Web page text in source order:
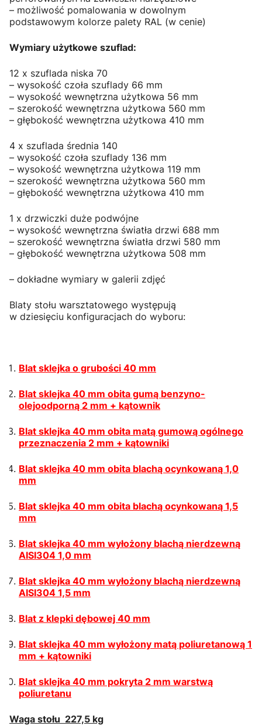
– możliwość pomalowania w dowolnym
podstawowym kolorze palety RAL (w cenie)
Wymiary użytkowe szuflad:
12 x szuflada niska 70
– wysokość czoła szuflady 66 mm
– wysokość wewnętrzna użytkowa 56 mm
– szerokość wewnętrzna użytkowa 560 mm
– głębokość wewnętrzna użytkowa 410 mm
4 x szuflada średnia 140
– wysokość czoła szuflady 136 mm
– wysokość wewnętrzna użytkowa 119 mm
– szerokość wewnętrzna użytkowa 560 mm
– głębokość wewnętrzna użytkowa 410 mm
1 x drzwiczki duże podwójne
– wysokość wewnętrzna światła drzwi 688 mm
– szerokość wewnętrzna światła drzwi 580 mm
– głębokość wewnętrzna użytkowa 508 mm
– dokładne wymiary w galerii zdjęć
Blaty stołu warsztatowego występują
w dziesięciu konfiguracjach do wyboru:
Blat sklejka o grubości 40 mm
Blat sklejka 40 mm obita gumą benzyno-
olejoodporną 2 mm + kątownik
Blat sklejka 40 mm obita matą gumową ogólnego
przeznaczenia 2 mm + kątowniki
Blat sklejka 40 mm obita blachą ocynkowaną 1,0
mm
Blat sklejka 40 mm obita blachą ocynkowaną 1,5
mm
Blat sklejka 40 mm wyłożony blachą nierdzewną
AISI304 1,0 mm
Blat sklejka 40 mm wyłożony blachą nierdzewną
AISI304 1,5 mm
Blat z klepki dębowej 40 mm
Blat sklejka 40 mm wyłożony matą poliuretanową 1
mm + kątowniki
Blat sklejka 40 mm pokryta 2 mm warstwą
poliuretanu
Waga stołu 227,5 kg